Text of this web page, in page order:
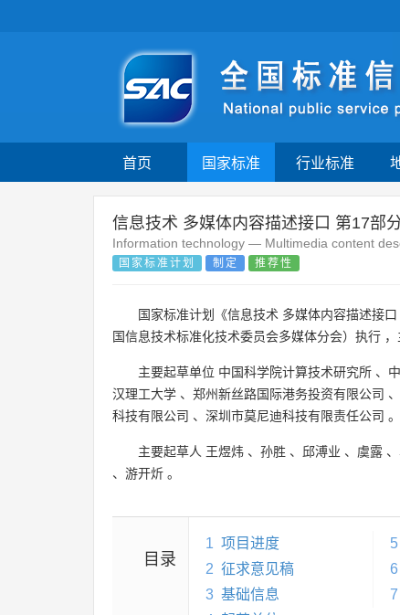
首页 国家标准 行业标准
信息技术 多媒体内容描述接口 第17部
Information technology — Multimedia content
国家标准计划 制定 推荐性
国家标准计划《信息技术 多媒体内容描述接
国信息技术标准化技术委员会多媒体分会）执行
主要起草单位 中国科学院计算技术研究所 、
汉理工大学 、 郑州新丝路国际港务投资有限公司 、
科技有限公司 、 深圳市莫尼迪科技有限责任公司 。
主要起草人 王煜炜 、 孙胜 、 邱溥业 、 虞露 、
、 游开炘 。
目录
1 项目进度
2 征求意见稿
3 基础信息
5
6
7